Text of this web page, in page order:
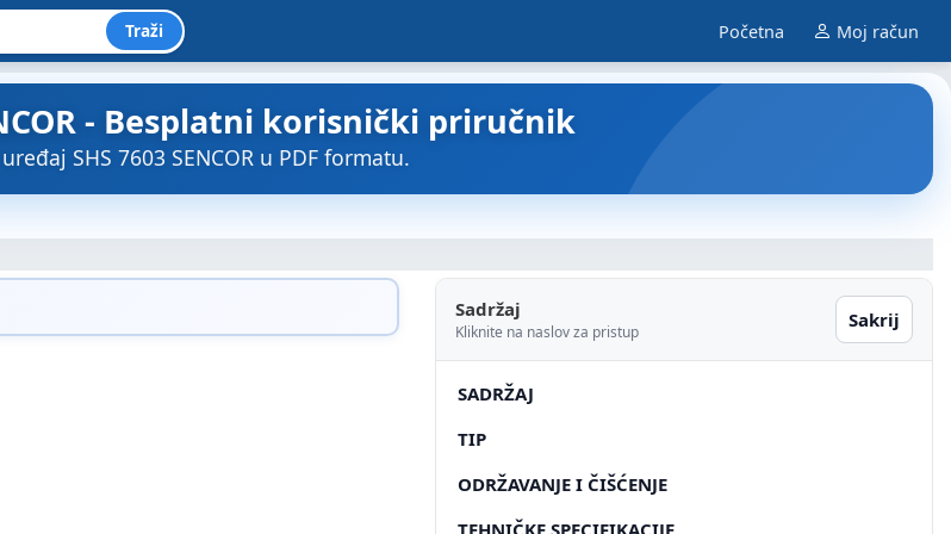
Traži Početna Moj račun
- Besplatni korisnički priručnik
SHS 7603 SENCOR u PDF formatu.
Sadržaj
Kliknite na naslov za pristup
Sakrij
SADRŽAJ
TIP
ODRŽAVANJE I ČIŠĆENJE